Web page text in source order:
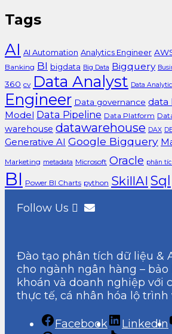
Tags
AI AI Automation Analytics Engineer
Banking BI bigdata Big Data Bigquery
360 cv Data Analyst Data
Engineer Data governance data
Model Data Pipeline Data Platform
warehouse datawarehouse DAX
Generative AI Google Bigquery
Marketing metadata Microsoft Oracle phân
BI Power BI Charts python SkillAI Sql
Follow Us
Đào tạo phân tích dữ liệu &
cho ngành ngân hàng – bảo
khoán và doanh nghiệp với
thực tế, cá nhân hóa lộ trình
Facebook LinkedIn